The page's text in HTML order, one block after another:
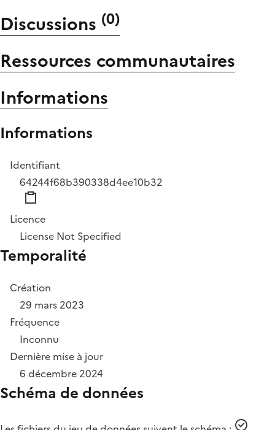
Discussions (0)
Ressources communautaires
Informations
Informations
Identifiant
64244f68b390338d4ee10b32
Licence
License Not Specified
Temporalité
Création
29 mars 2023
Fréquence
Inconnu
Dernière mise à jour
6 décembre 2024
Schéma de données